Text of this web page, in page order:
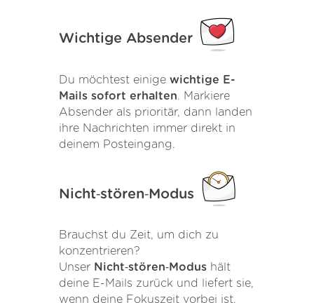
Wichtige Absender
Du möchtest einige wichtige E-
Mails sofort erhalten. Markiere
Absender als prioritär, dann landen
ihre Nachrichten immer direkt in
deinem Posteingang.
Nicht‑stören‑Modus
Brauchst du Zeit, um dich zu
konzentrieren?
Unser Nicht‑stören‑Modus hält
deine E-Mails zurück und liefert sie,
wenn deine Fokuszeit vorbei ist.